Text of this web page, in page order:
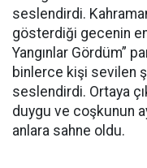
seslendirdi.
gösterdiği gecenin
Yangınlar Gördüm”
binlerce kişi sevilen
seslendirdi. Ortaya
duygu ve coşkunun
anlara sahne oldu.